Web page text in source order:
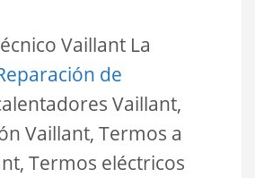
Vaillant La
de
Vaillant,
Vaillant, Termos a
Termos eléctricos